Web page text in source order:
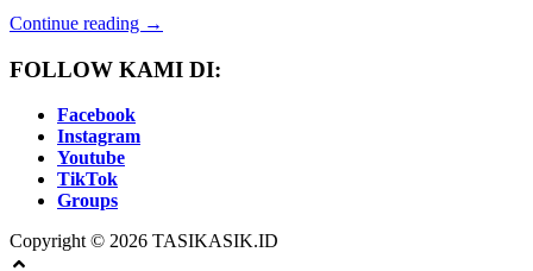
Continue reading →
FOLLOW KAMI DI:
Facebook
Instagram
Youtube
TikTok
Groups
Copyright © 2026 TASIKASIK.ID